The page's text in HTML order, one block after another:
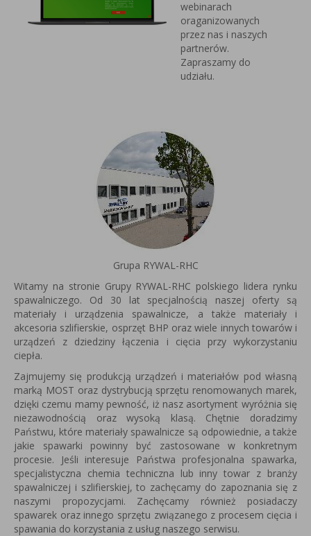
webinarach
oraganizowanych
przez nas i naszych
partnerów.
Zapraszamy do
udziału.
Grupa RYWAL-RHC
Witamy na stronie Grupy RYWAL-RHC polskiego lidera rynku
spawalniczego. Od 30 lat specjalnością naszej oferty są
materiały i urządzenia spawalnicze, a także materiały i
akcesoria szlifierskie, osprzęt BHP oraz wiele innych towarów i
urządzeń z dziedziny łączenia i cięcia przy wykorzystaniu
ciepła.
Zajmujemy się produkcją urządzeń i materiałów pod własną
marką MOST oraz dystrybucją sprzętu renomowanych marek,
dzięki czemu mamy pewność, iż nasz asortyment wyróżnia się
niezawodnością oraz wysoką klasą. Chętnie doradzimy
Państwu, które materiały spawalnicze są odpowiednie, a także
jakie spawarki powinny być zastosowane w konkretnym
procesie. Jeśli interesuje Państwa profesjonalna spawarka,
specjalistyczna chemia techniczna lub inny towar z branży
spawalniczej i szlifierskiej, to zachęcamy do zapoznania się z
naszymi propozycjami. Zachęcamy również posiadaczy
spawarek oraz innego sprzętu związanego z procesem cięcia i
spawania do korzystania z usług naszego serwisu.